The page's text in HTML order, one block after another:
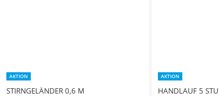
AKTION
STIRNGELÄNDER 0,6 M
AKTION
HANDLAUF 5